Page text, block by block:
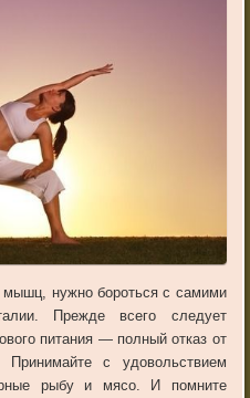
мышц, нужно бороться с самими
Прежде всего следует
питания — полный отказ от
с удовольствием
рыбу и мясо. И помните